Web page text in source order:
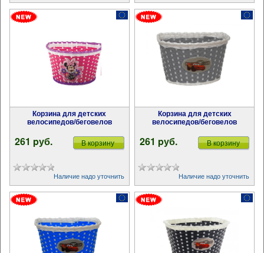
Корзина для детских
велосипедов/беговелов
261 pуб. В корзину
Наличие надо уточнить
Корзина для детских
велосипедов/беговелов
261 pуб. В корзину
Наличие надо уточнить